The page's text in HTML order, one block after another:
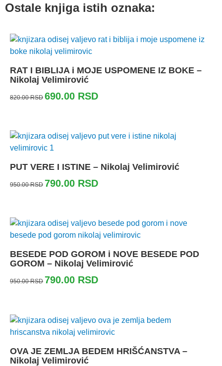
Ostale knjiga istih oznaka:
RAT I BIBLIJA i MOJE USPOMENE IZ BOKE –
Nikolaj Velimirović
820.00RSD 690.00 RSD
PUT VERE I ISTINE – Nikolaj Velimirović
950.00RSD 790.00 RSD
BESEDE POD GOROM i NOVE BESEDE POD
GOROM – Nikolaj Velimirović
950.00RSD 790.00 RSD
OVA JE ZEMLJA BEDEM HRIŠĆANSTVA –
Nikolaj Velimirović